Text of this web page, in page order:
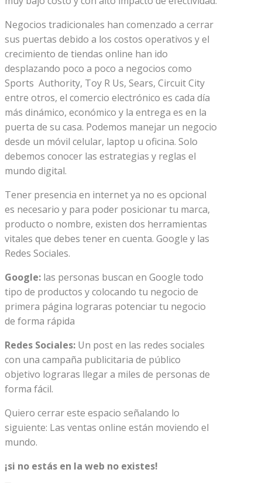
Negocios tradicionales han comenzado a cerrar
sus puertas debido a los costos operativos y el
crecimiento de tiendas online han ido
desplazando poco a poco a negocios como
Sports Authority, Toy R Us, Sears, Circuit City
entre otros, el comercio electrónico es cada día
más dinámico, económico y la entrega es en la
puerta de su casa. Podemos manejar un negocio
desde un móvil celular, laptop u oficina. Solo
debemos conocer las estrategias y reglas el
mundo digital.
Tener presencia en internet ya no es opcional
es necesario y para poder posicionar tu marca,
producto o nombre, existen dos herramientas
vitales que debes tener en cuenta. Google y las
Redes Sociales.
Google: las personas buscan en Google todo
tipo de productos y colocando tu negocio de
primera página lograras potenciar tu negocio
de forma rápida
Redes Sociales: Un post en las redes sociales
con una campaña publicitaria de público
objetivo lograras llegar a miles de personas de
forma fácil.
Quiero cerrar este espacio señalando lo
siguiente: Las ventas online están moviendo el
mundo.
¡si no estás en la web no existes!